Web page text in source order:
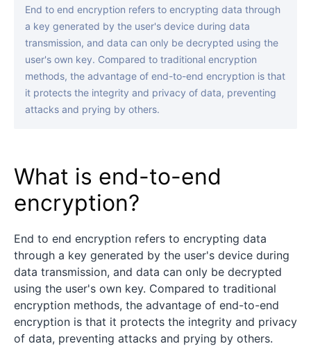
End to end encryption refers to encrypting data through
a key generated by the user's device during data
transmission, and data can only be decrypted using the
user's own key. Compared to traditional encryption
methods, the advantage of end-to-end encryption is that
it protects the integrity and privacy of data, preventing
attacks and prying by others.
What is end-to-end
encryption?
End to end encryption refers to encrypting data
through a key generated by the user's device during
data transmission, and data can only be decrypted
using the user's own key. Compared to traditional
encryption methods, the advantage of end-to-end
encryption is that it protects the integrity and privacy
of data, preventing attacks and prying by others.